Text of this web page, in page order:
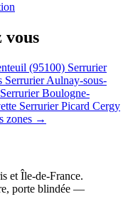
vous
(95100) Serrurier
Serrurier Aulnay-sous-
Serrurier Boulogne-
Serrurier Picard Cergy
zones →
et Île-de-France.
porte blindée —